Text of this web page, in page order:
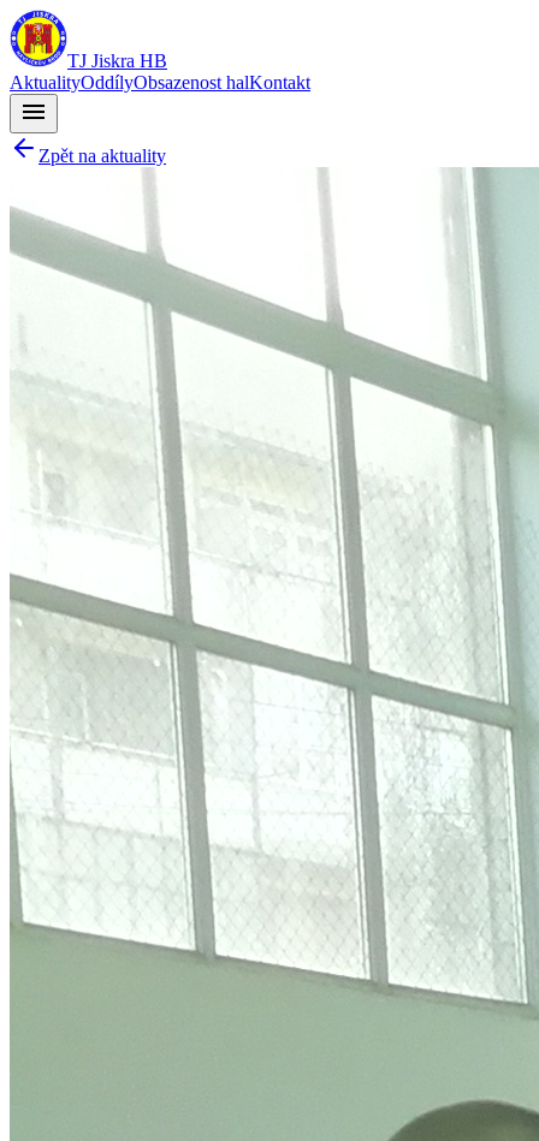
TJ Jiskra HB
AktualityOddílyObsazenost halKontakt
menu
Zpět na aktuality